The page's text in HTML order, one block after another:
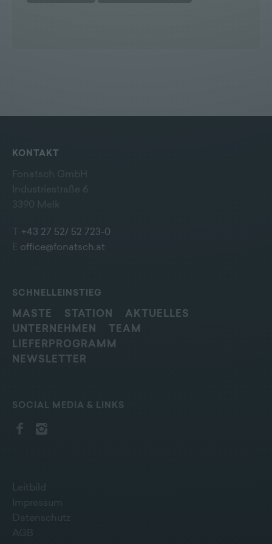
KONTAKT
Fonatsch GmbH
Industriestraße 6
3390 Melk
+43 27 52/ 52 723-0
E office@fonatsch.at
SCHNELLEINSTIEG
MASTE STATION
AKTUELLES
UNTERNEHMEN
TEAM
LIEFERPROGRAMM
NEWSLETTER
SOCIAL MEDIA & LINKS
Leitbild
Impressum
Datenschutz